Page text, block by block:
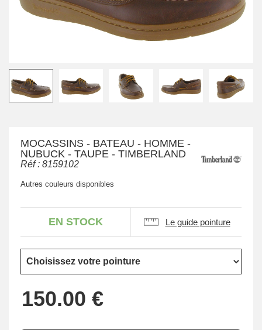
MOCASSINS - BATEAU - HOMME -
NUBUCK - TAUPE - TIMBERLAND
Réf : 8159102
Autres couleurs disponibles
EN STOCK Le guide pointure